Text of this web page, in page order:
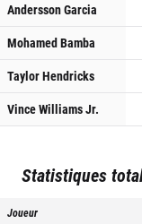
Andersson Garcia
Mohamed Bamba
Taylor Hendricks
Vince Williams Jr.
Statistiques
Joueur